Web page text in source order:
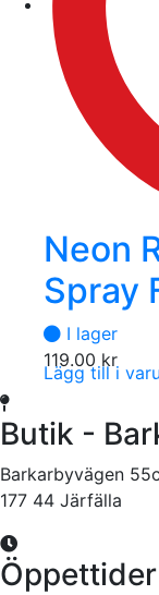
Neon
Spray
I lager
119.00 kr
Lägg till i
Butik -
Barkarbyvägen 55c
177 44 Järfälla